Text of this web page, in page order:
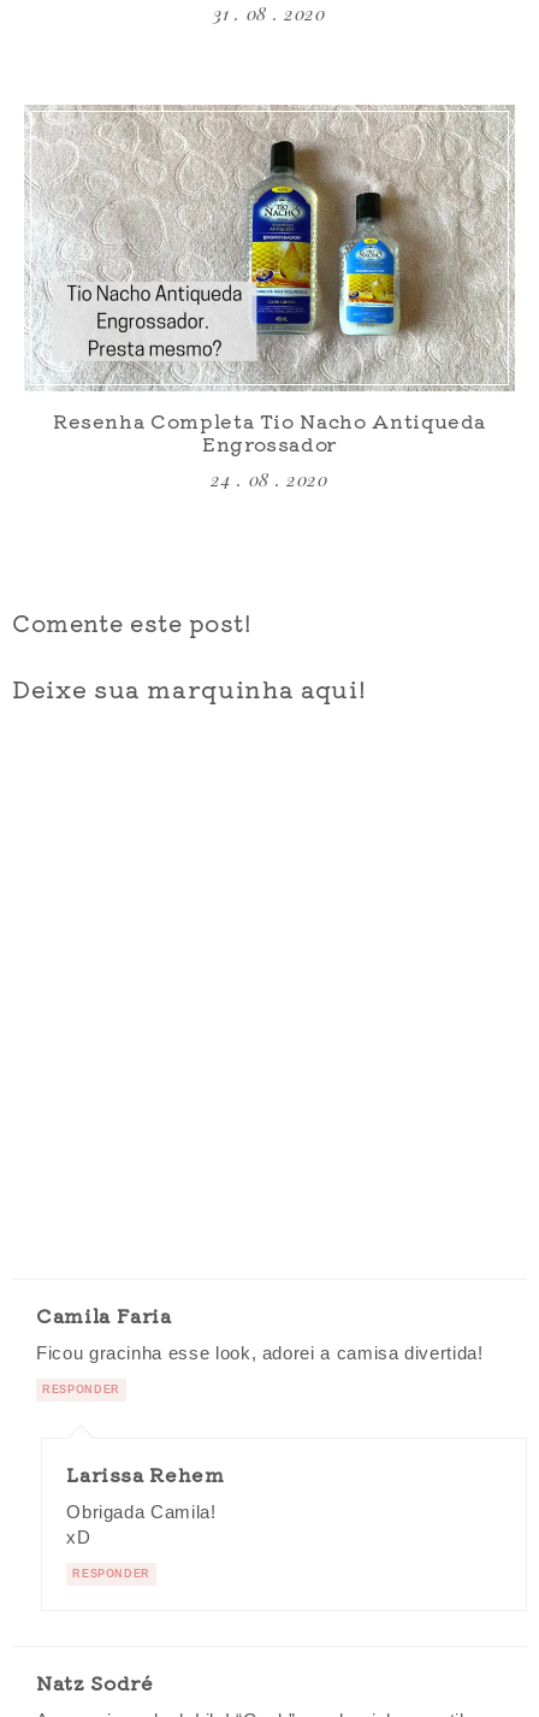
31 . 08 . 2020
Resenha Completa Tio Nacho Antiqueda
Engrossador
24 . 08 . 2020
Comente este post!
Deixe sua marquinha aqui!
Camila Faria
Ficou gracinha esse look, adorei a camisa divertida!
RESPONDER
Larissa Rehem
Obrigada Camila!
xD
RESPONDER
Natz Sodré